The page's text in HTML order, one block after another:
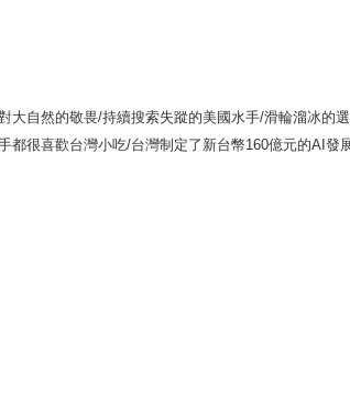
大自然的敬畏/持續搜索失蹤的美國水手/滑輪溜冰的選
都很喜歡台灣小吃/台灣制定了新台幣160億元的AI發